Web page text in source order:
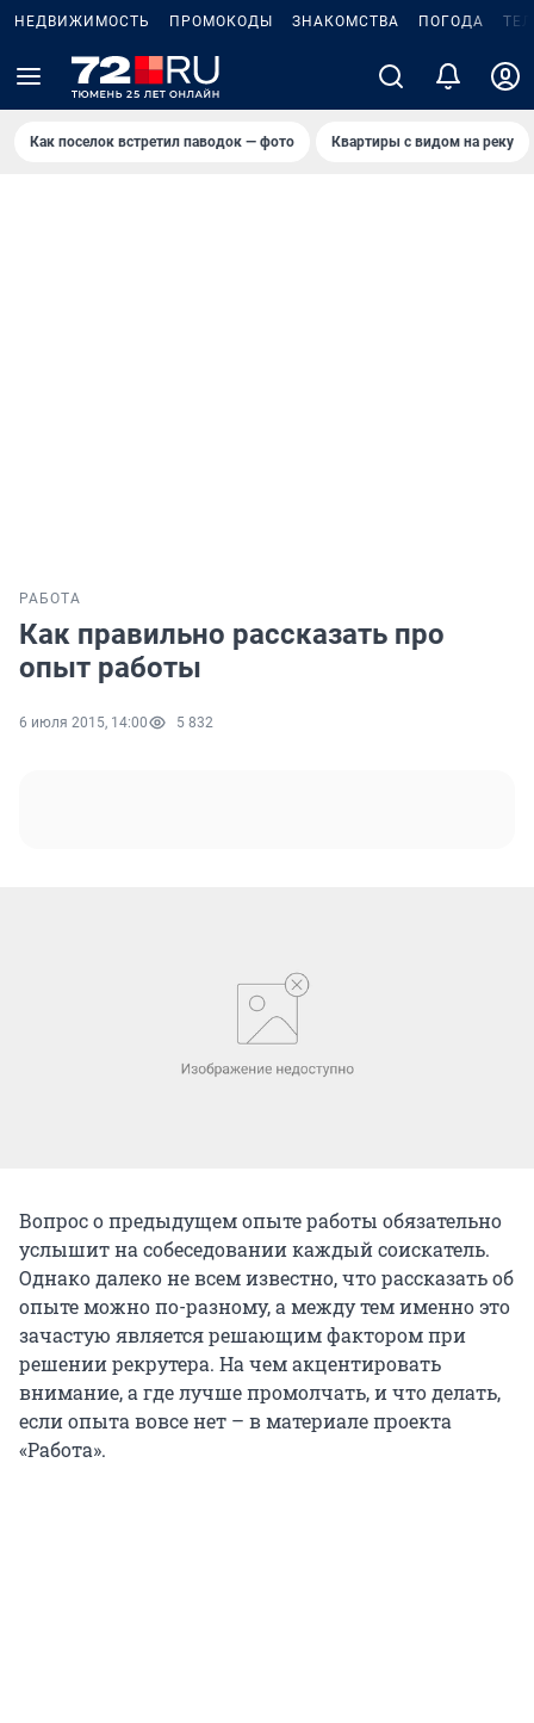
НЕДВИЖИМОСТЬ ПРОМОКОДЫ ЗНАКОМСТВА ПОГОДА
Как поселок встретил паводок — фото Квартиры с видом на реку
РАБОТА
Как правильно рассказать про
опыт работы
6 июля 2015, 14:00 5 832
Вопрос о предыдущем опыте работы обязательно
услышит на собеседовании каждый соискатель.
Однако далеко не всем известно, что рассказать об
опыте можно по-разному, а между тем именно это
зачастую является решающим фактором при
решении рекрутера. На чем акцентировать
внимание, а где лучше промолчать, и что делать,
если опыта вовсе нет – в материале проекта
«Работа».